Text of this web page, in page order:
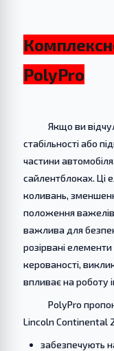
PolyPro
Якщо ви відчули
стабільності або
частини
сайлентблоках. Ці
коливань,
положення важелів
важлива для
розірвані
керованості,
впливає на роботу
PolyPro
Lincoln Continental
забезпечують